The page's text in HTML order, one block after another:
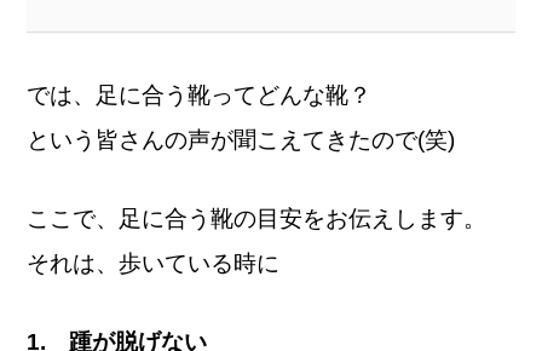
では、足に合う靴ってどんな靴？
という皆さんの声が聞こえてきたので(笑)
ここで、足に合う靴の目安をお伝えします。
それは、歩いている時に
1. 踵が脱げない